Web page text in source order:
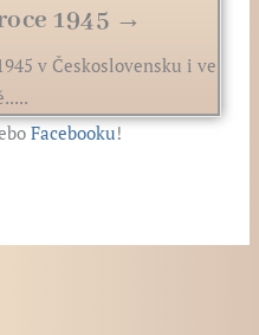
1945 →
v Československu i ve
Facebooku!